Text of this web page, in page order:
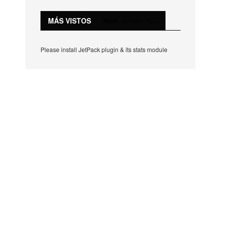
MÁS VISTOS
Please install JetPack plugin & its stats module